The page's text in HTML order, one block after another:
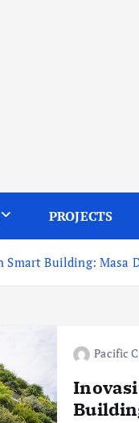
PROJECTS
Building: Masa
Pacific